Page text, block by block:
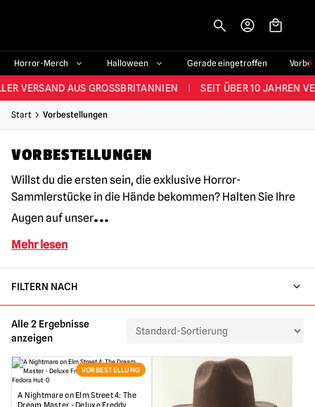
Horror-Merch Halloween Gerade eingetroffen
SORTIMENT IM VEREINIGTEN KÖNIGREICH | ÜBER 60.000
VERSAND AUS GROSSBRITANNIEN SEIT ÜBER 10 JAHREN
JEDE WOCHE NEUE HORROR-FANARTIKEL
SORTIMENT IM VEREINIGTEN KÖNIGREICH
Start Vorbestellungen
VORBESTELLUNGEN
Willst du die ersten sein, die exklusive Horror-
Sammlerstücke in die Hände bekommen? Halten Sie Ihre
Augen auf unser...
Mehr lesen
FILTERN NACH
Alle 2 Ergebnisse
anzeigen
VORBESTELLUNG
A Nightmare on Elm Street 4: The
Dream Master - Deluxe Freddy